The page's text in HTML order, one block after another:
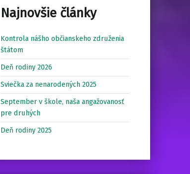
Najnovšie články
Kontrola nášho občianskeho združenia
štátom
Deň rodiny 2026
Sviečka za nenarodených 2025
September v škole, naša angažovanosť
pre druhých
Deň rodiny 2025